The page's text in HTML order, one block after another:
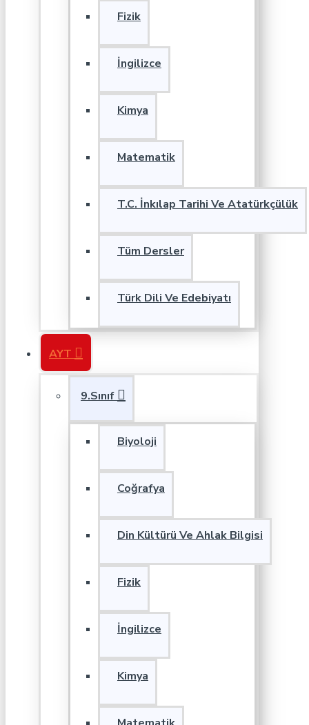
Fizik
İngilizce
Kimya
Matematik
T.C. İnkılap Tarihi Ve Atatürkçülük
Tüm Dersler
Türk Dili Ve Edebiyatı
AYT
9.Sınıf
Biyoloji
Coğrafya
Din Kültürü Ve Ahlak Bilgisi
Fizik
İngilizce
Kimya